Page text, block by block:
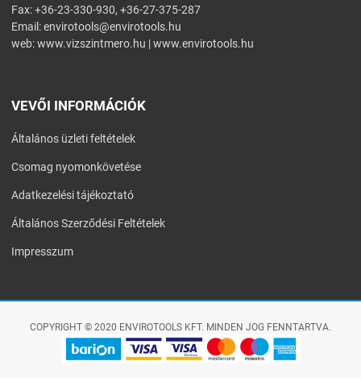
Fax: +36-23-330-930, +36-27-375-287
Email:envirotools@envirotools.hu
web:www.vizszintmero.hu |www.envirotools.hu
VEVŐI INFORMÁCIÓK
Általános üzleti feltételek
Csomag nyomonkövetése
Adatkezelési tájékoztató
Általános Szerződési Feltételek
Impresszum
COPYRIGHT © 2020 ENVIROTOOLS KFT. MINDEN JOG FENNTARTVA.